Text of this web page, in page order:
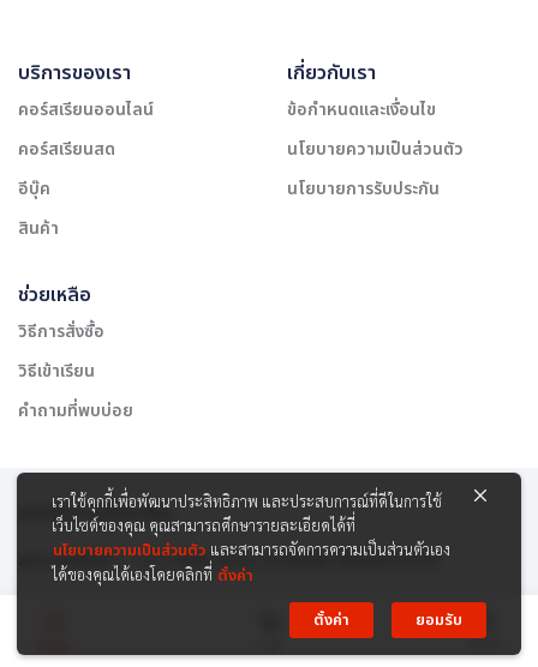
Menu
บริการของเรา
คอร์สเรียนออนไลน์
คอร์สเรียนสด
อีบุ๊ค
สินค้า
เกี่ยวกับเรา
ข้อกำหนดและเงื่อนไข
นโยบายความเป็นส่วนตัว
นโยบายการรับประกัน
ช่วยเหลือ
วิธีการสั่งซื้อ
วิธีเข้าเรียน
คำถามที่พบบ่อย
สงวนลิขสิทธิ์ © 2565 บริษัท สยาม เคาเซิลลิ่ง เซ็นเตอร์ จำกัด
รองรับการชำระเงิน:
เราใช้คุกกี้เพื่อพัฒนาประสิทธิภาพ และประสบการณ์ที่ดีในการใช้
เว็บไซต์ของคุณ คุณสามารถศึกษารายละเอียดได้ที่
นโยบายความเป็นส่วนตัว และสามารถจัดการความเป็นส่วนตัวเอง
ได้ของคุณได้เองโดยคลิกที่ ตั้งค่า
ตั้งค่า
ยอมรับ